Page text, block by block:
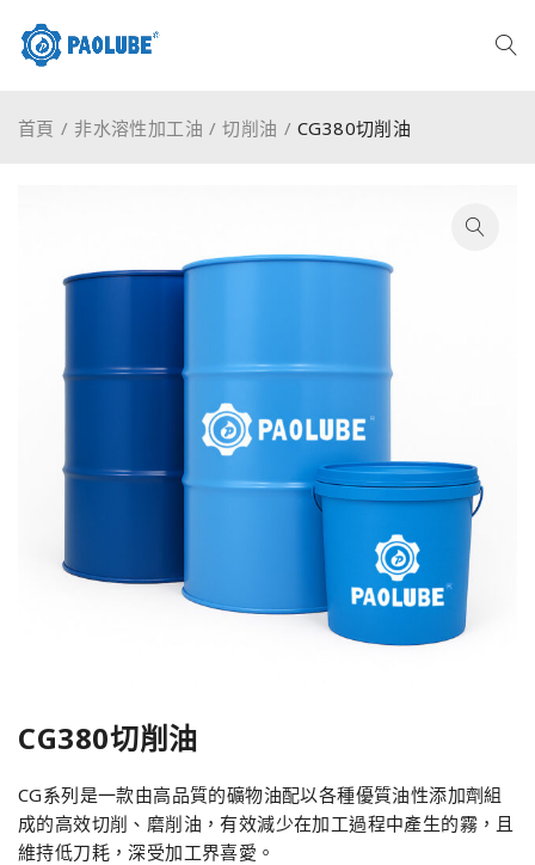
首頁 / 非水溶性加工油 / 切削油 / CG380切削油
CG380切削油
CG系列是一款由高品質的礦物油配以各種優質油性添加劑組
成的高效切削、磨削油，有效減少在加工過程中產生的霧，且
維持低刀耗，深受加工界喜愛。